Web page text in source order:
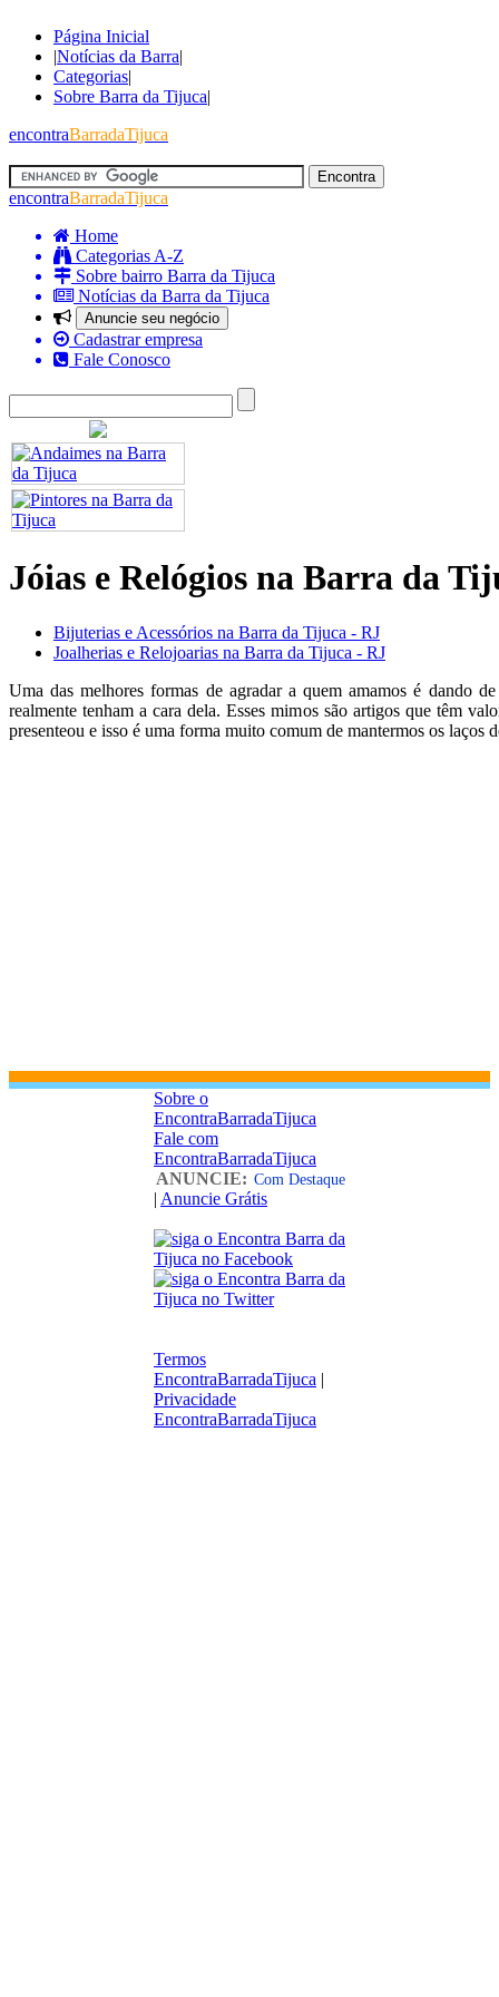
Página Inicial
|Notícias da Barra|
Categorias|
Sobre Barra da Tijuca|
encontraBarradaTijuca
encontraBarradaTijuca
Home
Categorias A-Z
Sobre bairro Barra da Tijuca
Notícias da Barra da Tijuca
Anuncie seu negócio
Cadastrar empresa
Fale Conosco
Jóias e Relógios na Barra da
Bijuterias e Acessórios na Barra da Tijuca - RJ
Joalherias e Relojoarias na Barra da Tijuca - RJ
Uma das melhores formas de agradar a quem amamos é dando
realmente tenham a cara dela. Esses mimos são artigos que têm
presenteou e isso é uma forma muito comum de mantermos os laços
Sobre o
EncontraBarradaTijuca
Fale com
EncontraBarradaTijuca
ANUNCIE: Com Destaque
| Anuncie Grátis
Termos
EncontraBarradaTijuca |
Privacidade
EncontraBarradaTijuca